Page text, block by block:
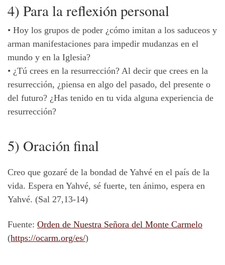
4) Para la reflexión personal
• Hoy los grupos de poder ¿cómo imitan a los saduceos y
arman manifestaciones para impedir mudanzas en el
mundo y en la Iglesia?
• ¿Tú crees en la resurrección? Al decir que crees en la
resurrección, ¿piensa en algo del pasado, del presente o
del futuro? ¿Has tenido en tu vida alguna experiencia de
resurrección?
5) Oración final
Creo que gozaré de la bondad de Yahvé en el país de la
vida. Espera en Yahvé, sé fuerte, ten ánimo, espera en
Yahvé. (Sal 27,13-14)
Fuente: Orden de Nuestra Señora del Monte Carmelo
(https://ocarm.org/es/)